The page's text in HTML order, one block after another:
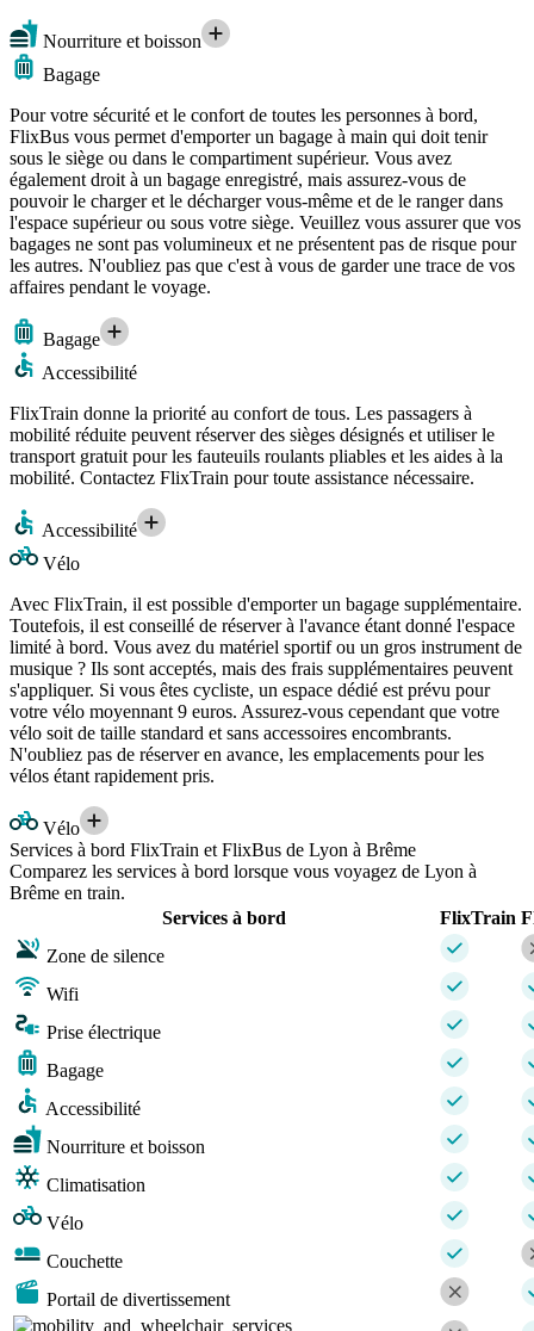
Nourriture et boisson
Bagage
Pour votre sécurité et le confort de toutes les personnes à bord,
FlixBus vous permet d'emporter un bagage à main qui doit tenir
sous le siège ou dans le compartiment supérieur. Vous avez
également droit à un bagage enregistré, mais assurez-vous de
pouvoir le charger et le décharger vous-même et de le ranger dans
l'espace supérieur ou sous votre siège. Veuillez vous assurer que vos
bagages ne sont pas volumineux et ne présentent pas de risque pour
les autres. N'oubliez pas que c'est à vous de garder une trace de vos
affaires pendant le voyage.
Bagage
Accessibilité
FlixTrain donne la priorité au confort de tous. Les passagers à
mobilité réduite peuvent réserver des sièges désignés et utiliser le
transport gratuit pour les fauteuils roulants pliables et les aides à la
mobilité. Contactez FlixTrain pour toute assistance nécessaire.
Accessibilité
Vélo
Avec FlixTrain, il est possible d'emporter un bagage supplémentaire.
Toutefois, il est conseillé de réserver à l'avance étant donné l'espace
limité à bord. Vous avez du matériel sportif ou un gros instrument de
musique ? Ils sont acceptés, mais des frais supplémentaires peuvent
s'appliquer. Si vous êtes cycliste, un espace dédié est prévu pour
votre vélo moyennant 9 euros. Assurez-vous cependant que votre
vélo soit de taille standard et sans accessoires encombrants.
N'oubliez pas de réserver en avance, les emplacements pour les
vélos étant rapidement pris.
Vélo
Services à bord FlixTrain et FlixBus de Lyon à Brême
Comparez les services à bord lorsque vous voyagez de Lyon à
Brême en train.
Services à bord
FlixTrain
Zone de silence
Wifi
Prise électrique
Bagage
Accessibilité
Nourriture et boisson
Climatisation
Vélo
Couchette
Portail de divertissement